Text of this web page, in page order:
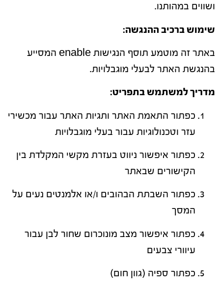
ושווים במהותנו.
שימוש ברכיב ההנגשה:
באתר זה מוטמע תוסף הנגישות enable המסייע
בהנגשת האתר לבעלי מוגבלויות.
מדריך למשתמש בתפריט:
כפתור התאמת האתר ותגיות האתר עבור מכשירי
עזר וטכנולוגיות עבור בעלי מוגבלויות
כפתור איפשור ניווט בעזרת מקשי המקלדת בין
הקישורים שבאתר
כפתור השבתת הבהובים ו/או אלמנטים נעים על
המסך
כפתור איפשור מצב מונוכרום שחור לבן עבור
עיוורי צבעים
כפתור ספיה (גוון חום)